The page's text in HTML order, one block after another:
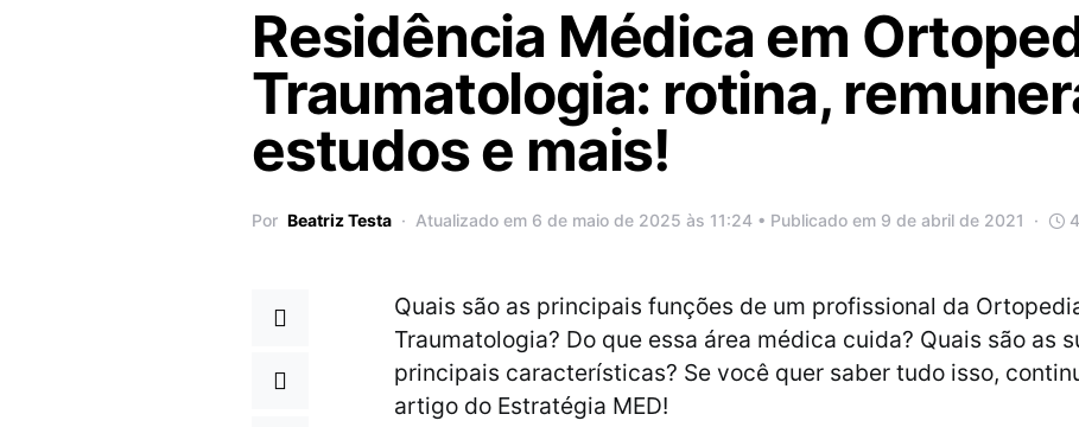
Residência Médica em
Traumatologia: rotina,
estudos e mais!
Por Beatriz Testa Atualizado em 6 de maio de 2025 às 11:24 • Publicado em 9 de abril de 2021
Quais são as principais funções de um profissional da
Traumatologia? Do que essa área médica cuida? Quais são as
principais características? Se você quer saber tudo isso,
artigo do Estratégia MED!